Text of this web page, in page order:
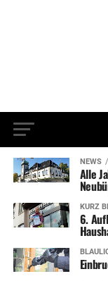
NEWS
Alle
KURZ
6.